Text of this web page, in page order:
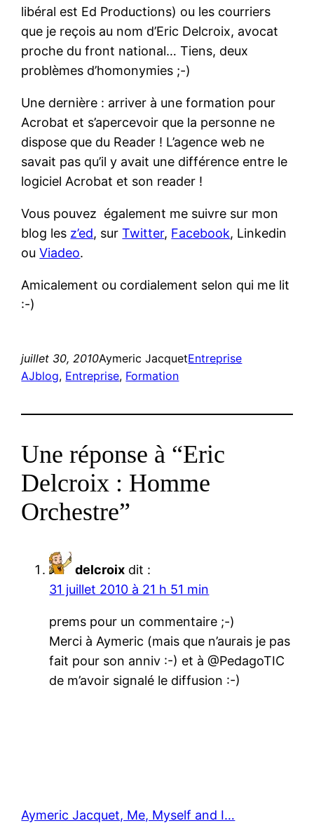
libéral est Ed Productions) ou les courriers
que je reçois au nom d’Eric Delcroix, avocat
proche du front national… Tiens, deux
problèmes d’homonymies ;-)
Une dernière : arriver à une formation pour
Acrobat et s’apercevoir que la personne ne
dispose que du Reader ! L’agence web ne
savait pas qu’il y avait une différence entre le
logiciel Acrobat et son reader !
Vous pouvez également me suivre sur mon
blog les z’ed, surTwitter, Facebook, Linkedin
ouViadeo.
Amicalement ou cordialement selon qui me lit
:-)
juillet 30, 2010Aymeric JacquetEntreprise
AJblog, Entreprise, Formation
Une réponse à “Eric
Delcroix : Homme
Orchestre”
delcroix dit :
31 juillet 2010 à 21 h 51 min
prems pour un commentaire ;-)
Merci à Aymeric (mais que n’aurais je pas
fait pour son anniv :-) et à @PedagoTIC
de m’avoir signalé le diffusion :-)
Aymeric Jacquet, Me, Myself and I…